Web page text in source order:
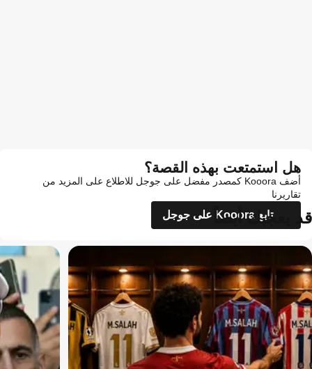
هل استمتعت بهذه القصة؟
أضف Kooora كمصدر مفضل على جوجل للاطلاع على المزيد من
تقاريرنا
تابع Kooora على جوجل
قد يعجبك أيضاً